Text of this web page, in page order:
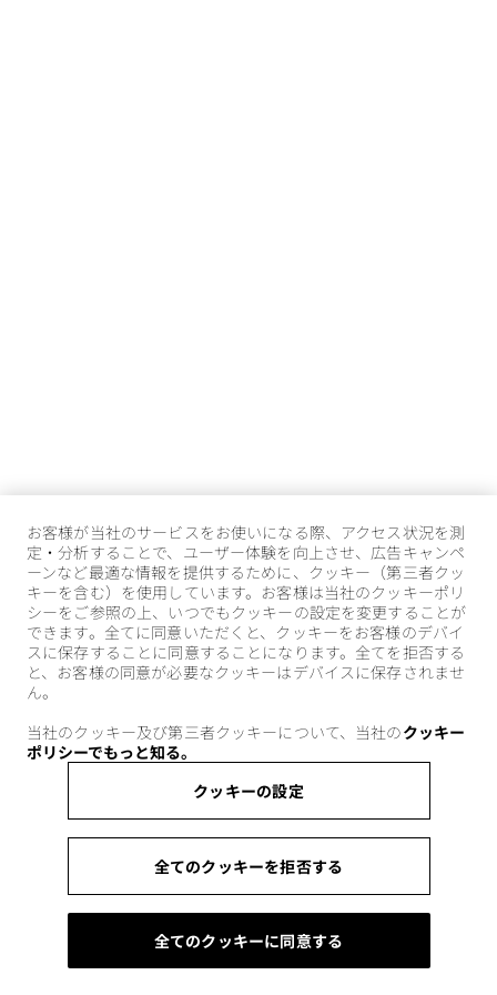
お客様が当社のサービスをお使いになる際、アクセス状況を測
定・分析することで、ユーザー体験を向上させ、広告キャンペ
ーンなど最適な情報を提供するために、クッキー（第三者クッ
キーを含む）を使用しています。お客様は当社のクッキーポリ
シーをご参照の上、いつでもクッキーの設定を変更することが
できます。全てに同意いただくと、クッキーをお客様のデバイ
スに保存することに同意することになります。全てを拒否する
と、お客様の同意が必要なクッキーはデバイスに保存されませ
ん。
当社のクッキー及び第三者クッキーについて、当社のクッキー
ポリシーでもっと知る。
クッキーの設定
全てのクッキーを拒否する
全てのクッキーに同意する